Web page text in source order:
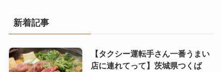
新着記事
【タクシー運転手さん一番うまい
店に連れてって】茨城県つくば